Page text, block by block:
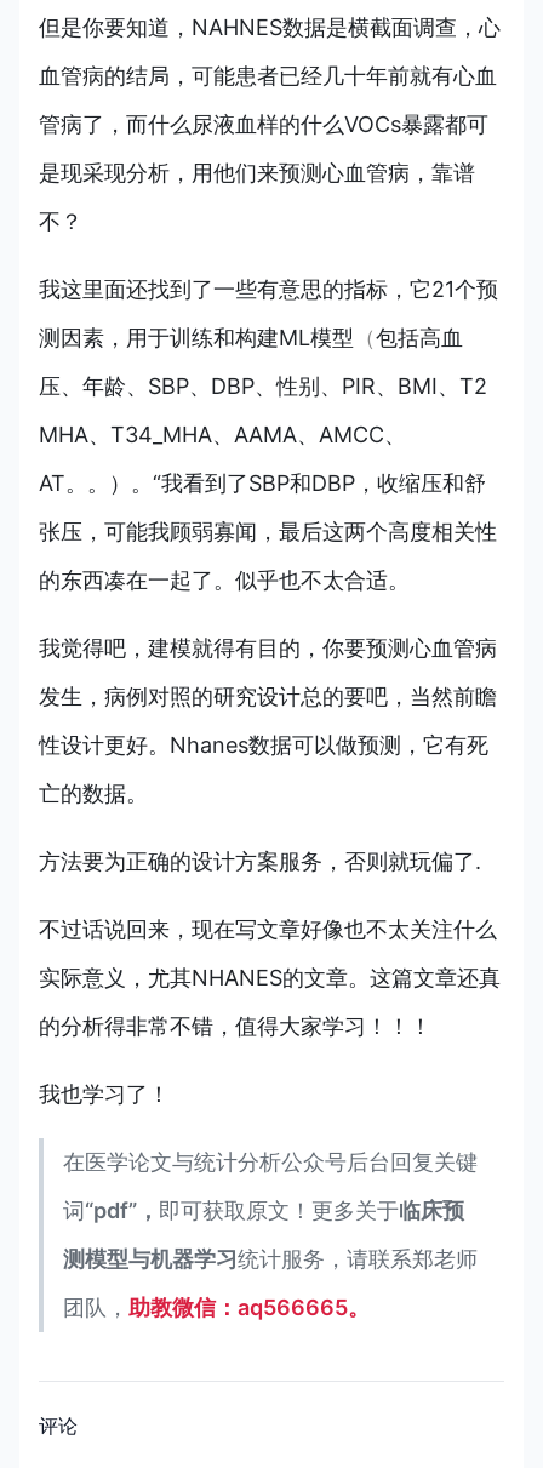
但是你要知道，NAHNES数据是横截面调查，心
血管病的结局，可能患者已经几十年前就有心血
管病了，而什么尿液血样的什么VOCs暴露都可
是现采现分析，用他们来预测心血管病，靠谱
不？
我这里面还找到了一些有意思的指标，它21个预
测因素，用于训练和构建ML模型 （包括高血
压、年龄、SBP、DBP、性别、PIR、BMI、T2
MHA、T34_MHA、AAMA、AMCC、
AT。。）。“我看到了SBP和DBP，收缩压和舒
张压，可能我顾弱寡闻，最后这两个高度相关性
的东西凑在一起了。似乎也不太合适。
我觉得吧，建模就得有目的，你要预测心血管病
发生，病例对照的研究设计总的要吧，当然前瞻
性设计更好。Nhanes数据可以做预测，它有死
亡的数据。
方法要为正确的设计方案服务，否则就玩偏了.
不过话说回来，现在写文章好像也不太关注什么
实际意义，尤其NHANES的文章。这篇文章还真
的分析得非常不错，值得大家学习！！！
我也学习了！
在医学论文与统计分析公众号后台回复关键
词“pdf”， 即可获取原文！更多关于临床预
测模型与机器学习统计服务，请联系郑老师
团队， 助教微信：aq566665。
评论